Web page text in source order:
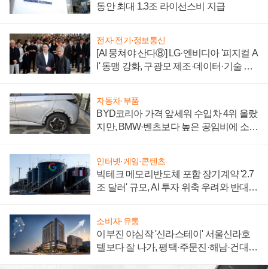
동안 최대 1.3조 라이선스비 지급
전자·전기·정보통신
[AI 뭉쳐야 산다⑧] LG·엔비디아 '피지컬 A
I' 동맹 강화, 구광모 제조·데이터·기술 결
자동차·부품
BYD코리아 가격 앞세워 수입차 4위 올랐
지만, BMW·벤츠보다 높은 공임비에 소비
인터넷·게임·콘텐츠
빅테크 메모리반도체 포함 장기계약 '2.7
조 달러' 규모, AI 투자 위축 우려와 반대
소비자·유통
이부진 야심작 '신라스테이' 서울신라호
텔보다 잘 나가, 평택·주문진·해남·건대로